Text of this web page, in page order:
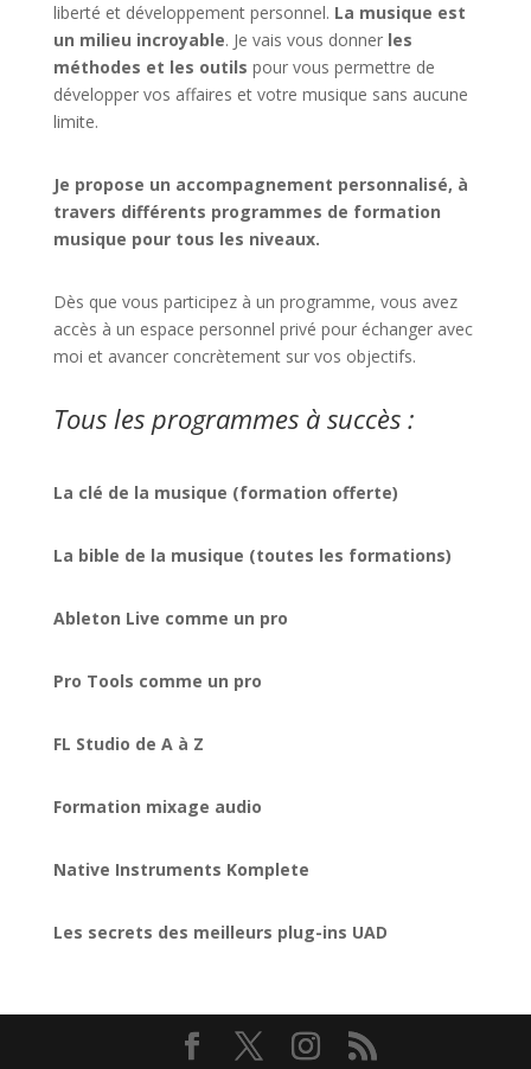
liberté et développement personnel. La musique est
un milieu incroyable. Je vais vous donner les
méthodes et les outils pour vous permettre de
développer vos affaires et votre musique sans aucune
limite.
Je propose un accompagnement personnalisé, à
travers différents programmes de formation
musique pour tous les niveaux.
Dès que vous participez à un programme, vous avez
accès à un espace personnel privé pour échanger avec
moi et avancer concrètement sur vos objectifs.
Tous les programmes à succès :
La clé de la musique (formation offerte)
La bible de la musique (toutes les formations)
Ableton Live comme un pro
Pro Tools comme un pro
FL Studio de A à Z
Formation mixage audio
Native Instruments Komplete
Les secrets des meilleurs plug-ins UAD